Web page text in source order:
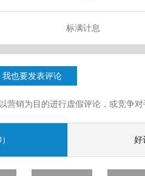
标满计息
我也要发表评论
营销为目的进行虚假评论，或竞争
好